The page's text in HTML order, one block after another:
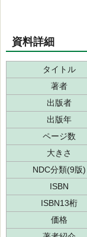
資料詳細
タイトル
著者
出版者
出版年
ページ数
大きさ
NDC分類(9版)
ISBN
ISBN13桁
価格